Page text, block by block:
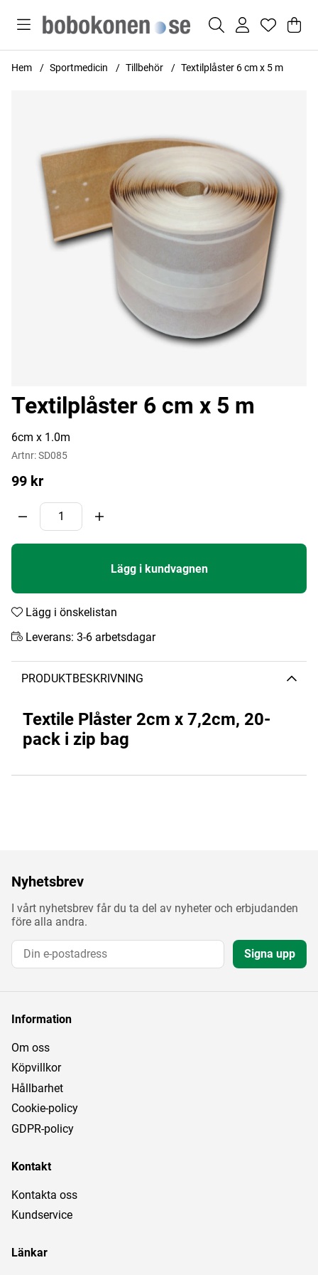
.
Hem Sportmedicin Tillbehör Textilplåster 6 cm x 5 m
Textilplåster 6 cm x 5 m
6cm x 1.0m
Artnr:SD085
99 kr
Lägg i kundvagnen
Lägg i önskelistan
Leverans: 3-6 arbetsdagar
PRODUKTBESKRIVNING
Textile Plåster 2cm x 7,2cm, 20-
pack i zip bag
Nyhetsbrev
I vårt nyhetsbrev får du ta del av nyheter och erbjudanden
före alla andra.
Signa upp
Information
Om oss
Köpvillkor
Hållbarhet
Cookie-policy
GDPR-policy
Kontakt
Kontakta oss
Kundservice
Länkar